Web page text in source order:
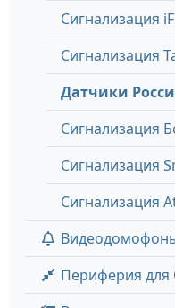
Сигнализация
Сигнализация
Датчики
Сигнализация
Сигнализация
Сигнализация
Периферия для